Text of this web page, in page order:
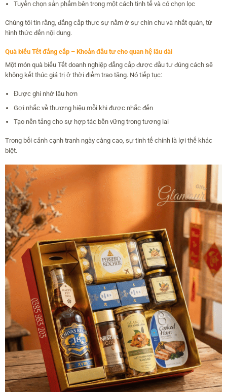
Tuyển chọn sản phẩm bên trong một cách tinh tế và có chọn lọc
Chúng tôi tin rằng, đẳng cấp thực sự nằm ở sự chỉn chu và nhất quán, từ
hình thức đến nội dung.
Quà biếu Tết đẳng cấp – Khoản đầu tư cho quan hệ lâu dài
Một món quà biếu Tết doanh nghiệp đẳng cấp được đầu tư đúng cách sẽ
không kết thúc giá trị ở thời điểm trao tặng. Nó tiếp tục:
Được ghi nhớ lâu hơn
Gợi nhắc về thương hiệu mỗi khi được nhắc đến
Tạo nền tảng cho sự hợp tác bền vững trong tương lai
Trong bối cảnh cạnh tranh ngày càng cao, sự tinh tế chính là lợi thế khác
biệt.